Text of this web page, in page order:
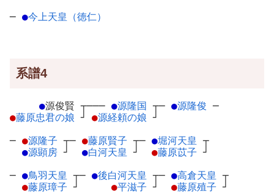
─ ●今上天皇（徳仁）
系譜4
●源俊賢 ┬
●藤原忠君の娘 ┘
─── ●源隆国 ┬
●源経頼の娘 ┘
─ ●源隆俊 ─
─ ●源隆子 ┬
●源顕房 ┘
─ ●藤原賢子 ┬
●白河天皇 ┘
─ ●堀河天皇 ┬
●藤原苡子 ┘
─ ●鳥羽天皇 ┬
●藤原璋子 ┘
─ ●後白河天皇 ┬
●平滋子 ┘
─ ●高倉天皇 ┬
●藤原殖子 ┘